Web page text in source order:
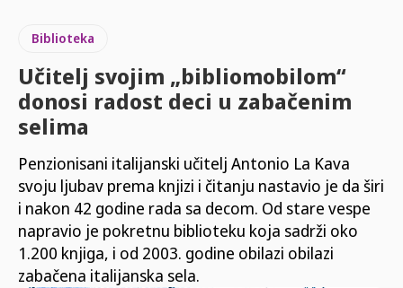
Biblioteka
Učitelj svojim „bibliomobilom“
donosi radost deci u zabačenim
selima
Penzionisani italijanski učitelj Antonio La Kava
svoju ljubav prema knjizi i čitanju nastavio je da širi
i nakon 42 godine rada sa decom. Od stare vespe
napravio je pokretnu biblioteku koja sadrži oko
1.200 knjiga, i od 2003. godine obilazi obilazi
zabačena italijanska sela.